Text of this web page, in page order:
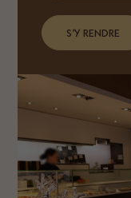
S’Y RENDRE